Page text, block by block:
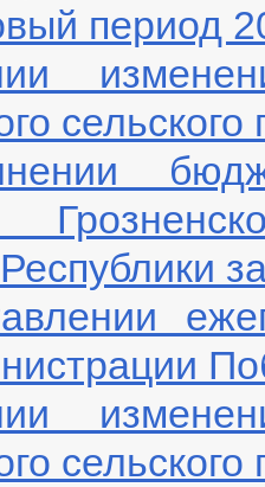
период
сельского
сельского